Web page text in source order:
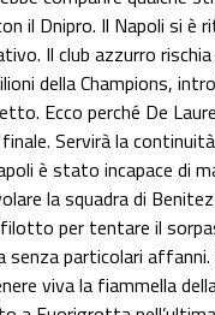
il Dnipro. Il Napoli si è
Il club azzurro
della Champions,
Ecco perché De
Servirà la
è stato incapace di
la squadra di
per tentare il
senza particolari
viva la fiammella